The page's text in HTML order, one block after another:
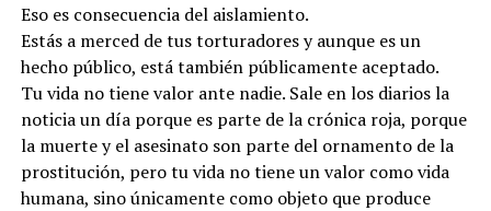
Eso es consecuencia del aislamiento.
Estás a merced de tus torturadores y aunque es un
hecho público, está también públicamente aceptado.
Tu vida no tiene valor ante nadie. Sale en los diarios la
noticia un día porque es parte de la crónica roja, porque
la muerte y el asesinato son parte del ornamento de la
prostitución, pero tu vida no tiene un valor como vida
humana, sino únicamente como objeto que produce